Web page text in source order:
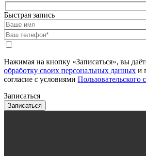
Быстрая запись
Нажимая на кнопку «Записаться», вы
обработку своих персональных данных и
согласие с условиями Пользовательского
Записаться